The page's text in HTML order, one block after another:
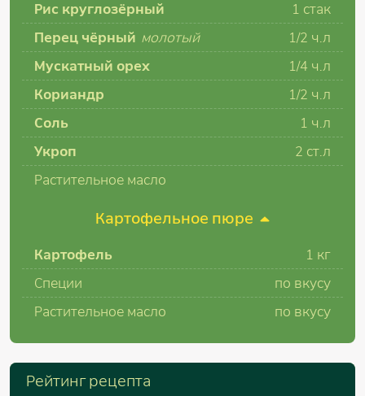
Рис круглозёрный
1 стак
Перец чёрный молотый 1/2 ч.л
Мускатный орех
1/4 ч.л
Кориандр
1/2 ч.л
Соль
1 ч.л
Укроп
2 ст.л
Растительное масло
Картофельное пюре
Картофель 1 кг
Специи
по вкусу
Растительное масло
по вкусу
Рейтинг рецепта